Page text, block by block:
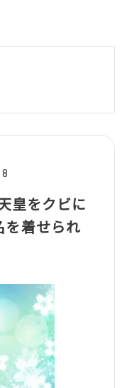
皇をクビに
を着せられ